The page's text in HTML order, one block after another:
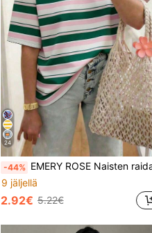
24
-44% EMERY ROSE Naisten raidallinen lyhythihainen t-paita, rento ulkoiluvaate,
9 jäljellä
2.92€ 5.22€